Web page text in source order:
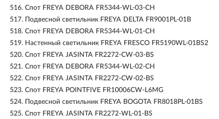
516. Спот FREYA DEBORA FR5344-WL-03-CH
517.
Подвесной светильник FREYA DELTA FR9001PL-01B
518. Спот FREYA DEBORA FR5344-WL-01-CH
519. Настенный светильник FREYA FRESCO FR5190WL-01BS2
520. Спот FREYA JASINTA FR2272-CW-03-BS
521. Спот FREYA DEBORA FR5344-WL-02-CH
522. Спот FREYA JASINTA FR2272-CW-02-BS
523. Спот FREYA POINTFIVE FR10006CW-L6MG
524.
Подвесной светильник FREYA BOGOTA FR8018PL-01BS
525. Спот FREYA JASINTA FR2272-WL-01-BS